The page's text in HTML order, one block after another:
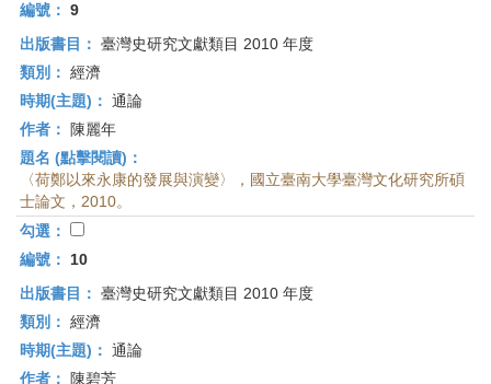
編號： 9
出版書目： 臺灣史研究文獻類目 2010 年度
類別： 經濟
時期(主題)： 通論
作者：
陳麗年
題名 (點擊閱讀)：
〈荷鄭以來永康的發展與演變〉，國立臺南大學臺灣文化研究所碩
士論文，2010。
勾選：
編號：
10
出版書目： 臺灣史研究文獻類目 2010 年度
類別： 經濟
時期(主題)： 通論
作者：
陳碧芳